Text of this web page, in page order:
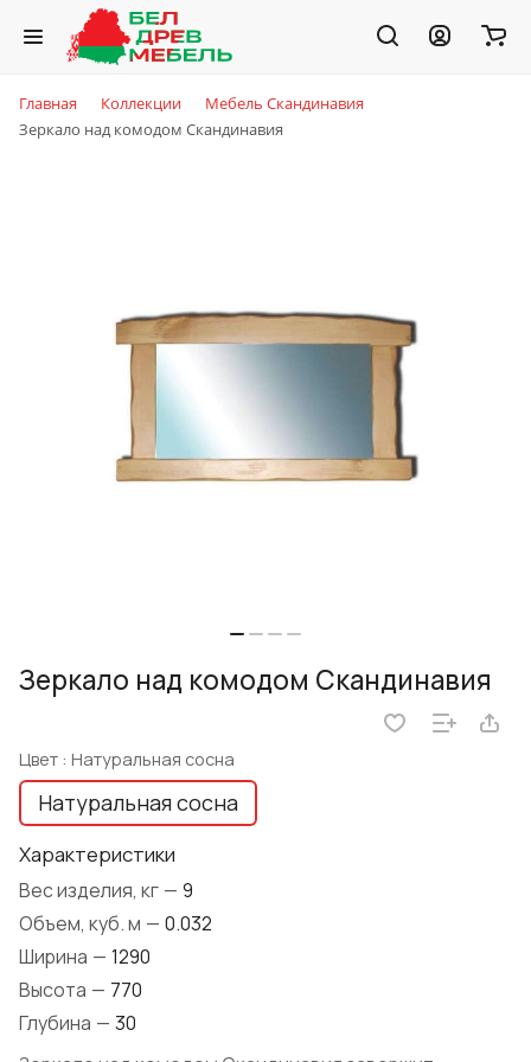
Главная Коллекции
Мебель Скандинавия
Зеркало над комодом Скандинавия
Зеркало над комодом Скандинавия
Цвет : Натуральная сосна
Натуральная сосна
Характеристики
Вес изделия, кг — 9
Объем, куб. м — 0.032
Ширина — 1290
Высота — 770
Глубина — 30